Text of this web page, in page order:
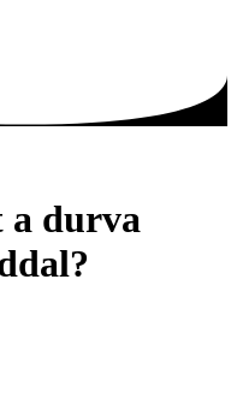
a durva